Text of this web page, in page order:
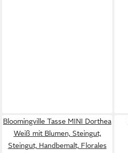
Bloomingville Tasse MINI Dorthea
Weiß mit Blumen, Steingut,
Steingut, Handbemalt, Florales